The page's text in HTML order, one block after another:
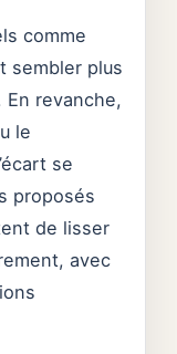
comme
sembler plus
revanche,
le
se
proposés
de lisser
avec